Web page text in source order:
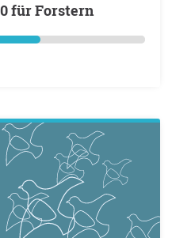
für Forstern